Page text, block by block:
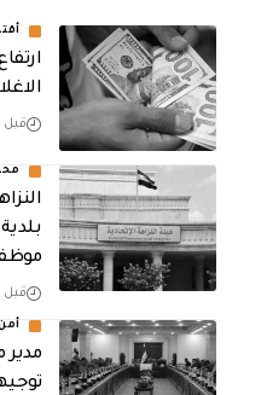
قبل 8 دقائق
قبل 34 دقيقة
مدير